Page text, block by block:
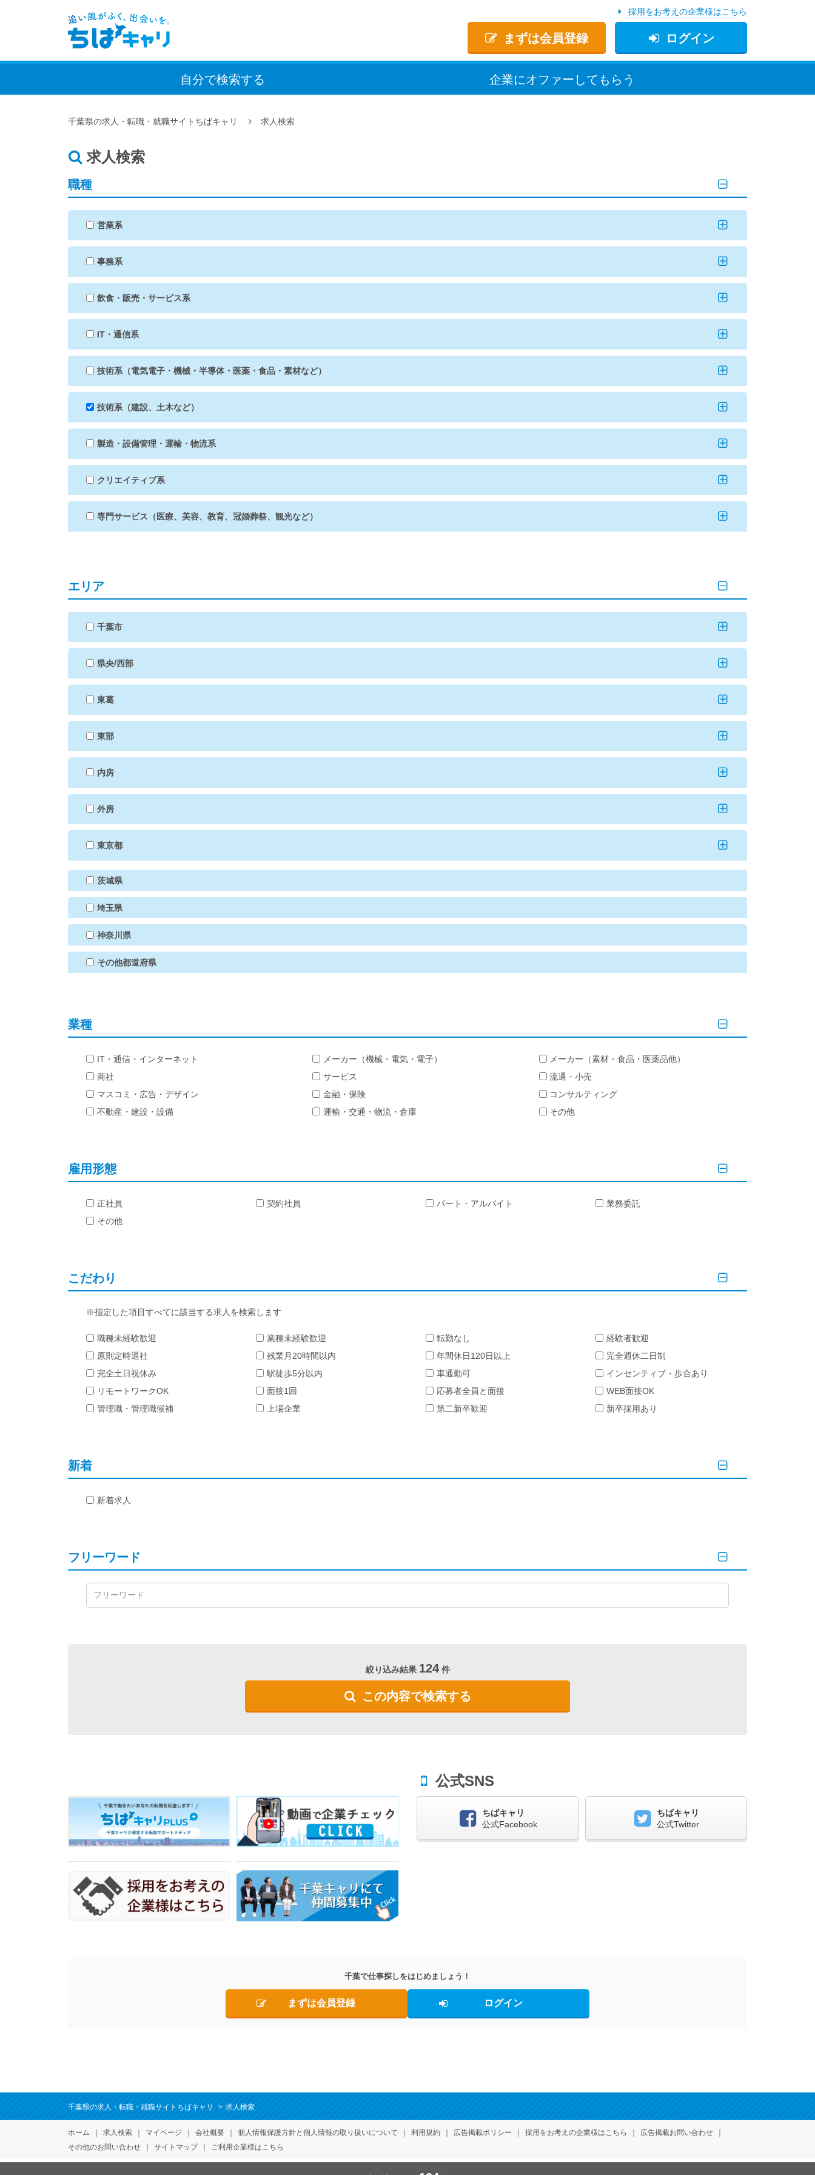
まずは会員登録 ログイン
採用をお考えの企業様はこちら
自分で検索する 企業にオファー してもらう
千葉県の求人・転職・就職サイトちばキャリ 求人検索
求人検索
職種
営業系
事務系
飲食・販売・サービス系
IT・通信系
技術系（電気電子・機械・半導体・医薬・食品・素材など）
技術系（建設、土木など）
製造・設備管理・運輸・物流系
クリエイティブ系
専門サービス（医療、美容、教育、冠婚葬祭、観光など）
エリア
千葉市
県央/西部
東葛
東部
内房
外房
東京都
茨城県
埼玉県
神奈川県
その他都道府県
業種
IT・通信・インターネット メーカー（機械・電気・電子）
メーカー（素材・食品・医薬品他）
商社
サービス
流通・小売
マスコミ・広告・デザイン
金融・保険
コンサルティング
不動産・建設・設備
運輸・交通・物流・倉庫 その他
雇用形態
正社員 契約社員 パート・アルバイト
業務委託
その他
こだわり
指定した項目すべてに該当する求人を検索します
職種未経験歓迎 業種未経験歓迎 転勤なし
経験者歓迎
原則定時退社
残業月20時間以内 年間休日120日以上
完全週休二日制
完全土日祝休み
駅徒歩5分以内 車通勤可
インセンティブ・歩合あり
リモートワークOK
面接1回 応募者全員と面接
WEB面接OK
管理職・管理職候補
上場企業 第二新卒歓迎 新卒採用あり
新着
新着求人
フリーワード
絞り込み結果 124件
この内容で検索する
公式SNS
ちばキャリ
公式Facebook
ちばキャリ
公式Twitter
千葉で仕事探しをはじめましょう！
まずは会員登録 ログイン
千葉県の求人・転職・就職サイトちばキャリ 求人検索
ホーム 求人検索 マイページ 会社概要 個人情報保護方針と個人情報の取り扱いについて 利用規約 広告掲載ポリシー 採用をお考えの企業様はこちら
広告掲載お問い合わせ
その他のお問い合わせ
サイトマップ ご利用企業様はこちら